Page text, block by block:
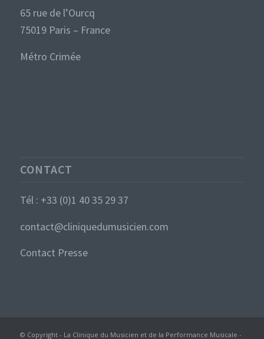
65 rue de l’Ourcq
75019 Paris – France
Métro Crimée
CONTACT
Tél : +33 (0)1 40 35 29 37
contact@cliniquedumusicien.com
Contact Presse
© Copyright - La Clinique du Musicien et de la Performance Musicale -